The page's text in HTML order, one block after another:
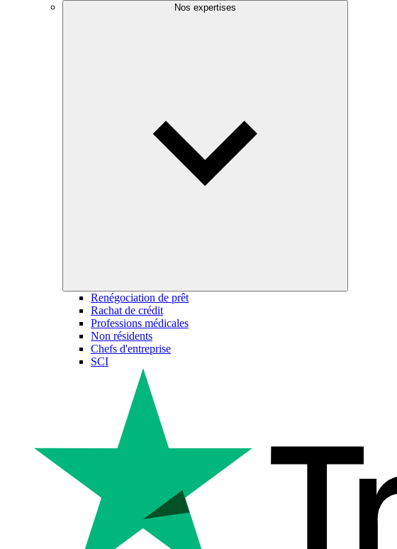
Nos expertises
Renégociation de prêt
Rachat de crédit
Professions médicales
Non résidents
Chefs d'entreprise
SCI